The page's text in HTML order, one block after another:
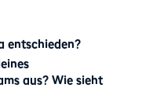
entschieden?
aus? Wie sieht